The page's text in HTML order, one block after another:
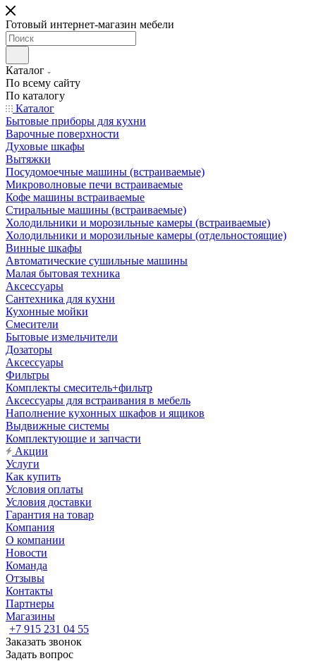
Готовый интернет-магазин мебели
Каталог
По всему сайту
По каталогу
Каталог
Бытовые приборы для кухни
Варочные поверхности
Духовые шкафы
Вытяжки
Посудомоечные машины (встраиваемые)
Микроволновые печи встраиваемые
Кофе машины встраиваемые
Стиральные машины (встраиваемые)
Холодильники и морозильные камеры (встраиваемые)
Холодильники и морозильные камеры (отдельностоящие)
Винные шкафы
Автоматические сушильные машины
Малая бытовая техника
Аксессуары
Сантехника для кухни
Кухонные мойки
Смесители
Бытовые измельчители
Дозаторы
Аксессуары
Фильтры
Комплекты смеситель+фильтр
Аксессуары для встраивания в мебель
Наполнение кухонных шкафов и ящиков
Выдвижные системы
Комплектующие и запчасти
Акции
Услуги
Как купить
Условия оплаты
Условия доставки
Гарантия на товар
Компания
О компании
Новости
Команда
Отзывы
Контакты
Партнеры
Магазины
+7 915 231 04 55
Заказать звонок
Задать вопрос